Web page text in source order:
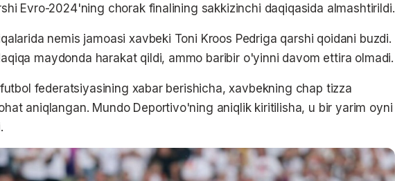
Evro-2024'ning chorak finalining sakkizinchi daqiqasida almashtirildi.
nemis jamoasi xavbeki Toni Kroos Pedriga qarshi qoidani buzdi.
maydonda harakat qildi, ammo baribir o'yinni davom ettira olmadi.
federatsiyasining xabar berishicha, xavbekning chap tizza
aniqlangan. Mundo Deportivo'ning aniqlik kiritilisha, u bir yarim oyni